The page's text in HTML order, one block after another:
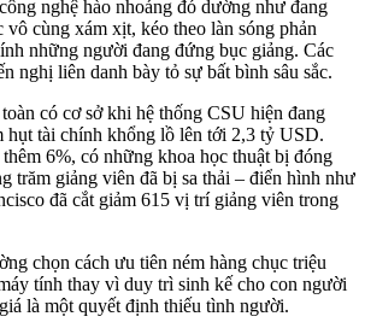
nghệ hào nhoáng đó dường như đang
vô cùng xám xịt, kéo theo làn sóng phản
những người đang đứng bục giảng. Các
nghị liên danh bày tỏ sự bất bình sâu sắc.
có cơ sở khi hệ thống CSU hiện đang
hụt tài chính khổng lồ lên tới 2,3 tỷ USD.
6%, có những khoa học thuật bị đóng
trăm giảng viên đã bị sa thải – điển hình như
đã cắt giảm 615 vị trí giảng viên trong
chọn cách ưu tiên ném hàng chục triệu
tính thay vì duy trì sinh kế cho con người
là một quyết định thiếu tình người.